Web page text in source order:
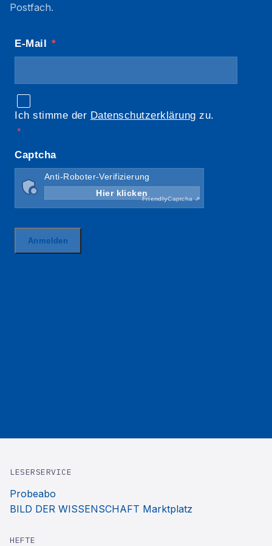
Postfach.
LESERSERVICE
Probeabo
BILD DER WISSENSCHAFT Marktplatz
HEFTE